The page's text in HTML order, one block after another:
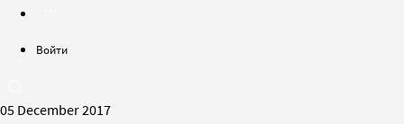
Войти
05 December 2017